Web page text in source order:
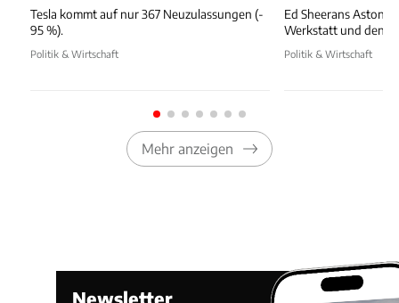
Tesla kommt auf nur 367 Neuzulassungen (-
95 %).
Politik & Wirtschaft
Ed Sheerans Aston
Werkstatt und
Politik & Wirtschaft
Mehr anzeigen
Newsletter